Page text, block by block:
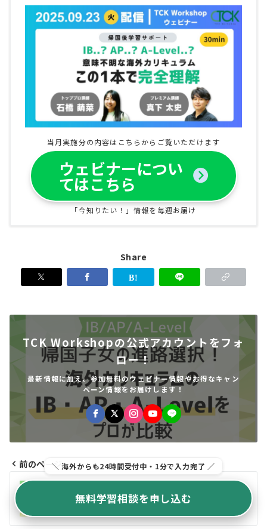
当月実施分の内容はこちらからご覧いただけます
ウェビナーについ
てはこちら
「今知りたい！」情報を毎週お届け
＼ 海外からも24時間受付中・1分で入力完了 ／
無料学習相談を申し込む
Share
TCK Workshopの公式アカウントをフォ
ロー！
最新情報に加え、参加無料のウェビナー情報やお得なキャン
ペーン情報をお届けします！
投
稿
ナ
前のページ
方と最新のDesmosについてプロがやさしく